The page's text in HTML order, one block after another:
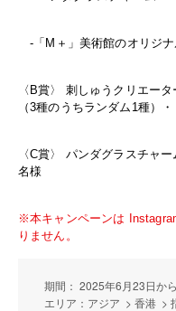
-「M＋」美術館のオリジナ
〈B賞〉 刺しゅうクリエー
（3種のうちランダム1種）
〈C賞〉 パンダグラスチャ
名様
※本キャンペーンは
りません。
期間： 2025年6月23日か
エリア：アジア > 香港 >